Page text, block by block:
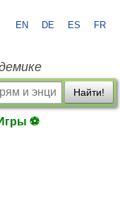
EN DE ES FR
Найти!
⚽